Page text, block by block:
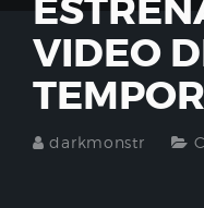
VIDEO
darkmonstr